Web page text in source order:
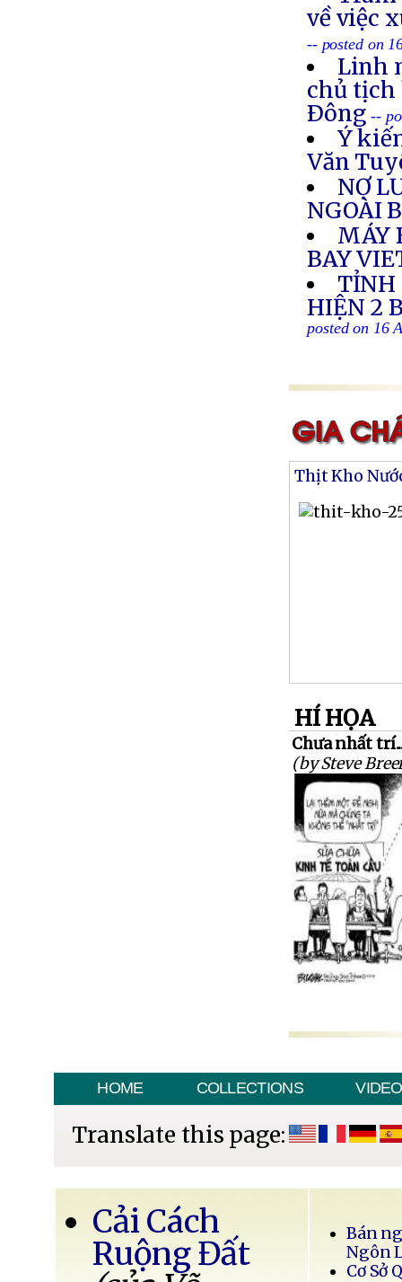
về việc
-- posted on
Linh
chủ tịch
Ðông --
Ý
Văn
NỢ
NGOÀI
MÁY
BAY
TỈNH
HIỆN 2
posted on 16
Thịt Kho
HÍ HỌA
Chưa nhất
(by Steve
HOME COLLECTIONS VIDEO
Translate this page:
Cải Cách
Ruộng Đất
Bán
Ngôn
Cơ Sở